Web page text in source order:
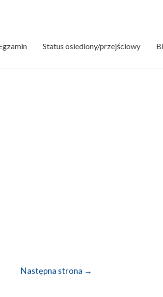
Status osiedlony/przejściowy
Następna strona →